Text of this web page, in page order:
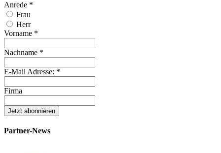
Anrede *
Frau
Herr
Vorname *
Nachname *
E-Mail Adresse: *
Firma
Partner-News